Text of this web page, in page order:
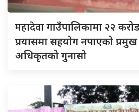
महादेवागाउँपालिकामा २२
प्रयासमा सहयोग नपाएको
अधिकृतको गुनासो